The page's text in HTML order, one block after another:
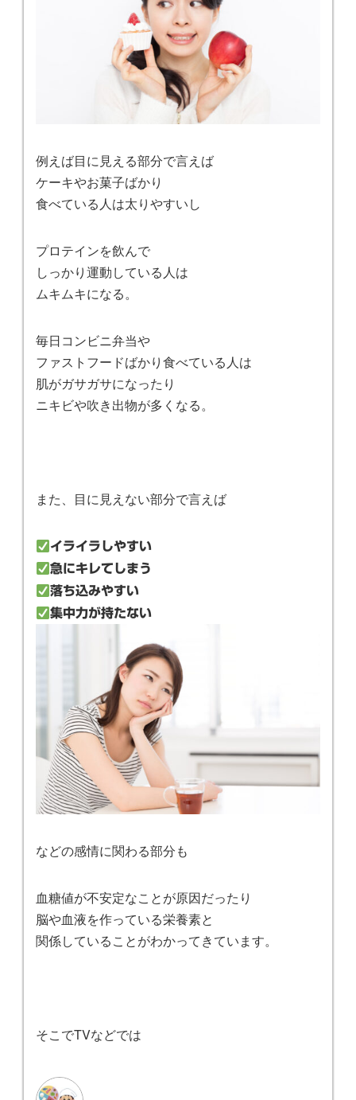
例えば目に見える部分で言えば
ケーキやお菓子ばかり
食べている人は太りやすいし
プロテインを飲んで
しっかり運動している人は
ムキムキになる。
毎日コンビニ弁当や
ファストフードばかり食べている人は
肌がガサガサになったり
ニキビや吹き出物が多くなる。
また、目に見えない部分で言えば
イライラしやすい
急にキレてしまう
落ち込みやすい
集中力が持たない
などの感情に関わる部分も
血糖値が不安定なことが原因だったり
脳や血液を作っている栄養素と
関係していることがわかってきています。
そこでTVなどでは